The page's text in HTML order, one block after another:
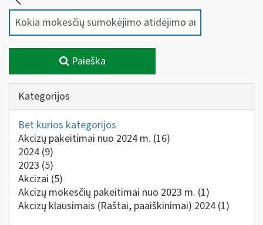
Paieška
Kategorijos
Bet kurios kategorijos
Akcizų pakeitimai nuo 2024 m. (16)
2024 (9)
2023 (5)
Akcizai (5)
Akcizų mokesčių pakeitimai nuo 2023 m. (1)
Akcizų klausimais (Raštai, paaiškinimai) 2024 (1)